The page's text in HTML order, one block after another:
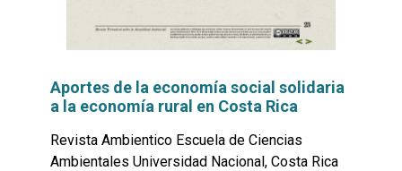
Aportes de la economía social solidaria
a la economía rural en Costa Rica
Revista Ambientico Escuela de Ciencias
Ambientales Universidad Nacional, Costa Rica